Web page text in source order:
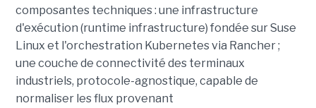
composantes techniques : une infrastructure
d'exécution (runtime infrastructure) fondée sur Suse
Linux et l'orchestration Kubernetes via Rancher ;
une couche de connectivité des terminaux
industriels, protocole-agnostique, capable de
normaliser les flux provenant